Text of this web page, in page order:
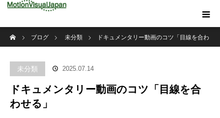
ブログ
未分類 ドキュメンタリー動画のコツ「目線を合わ
未分類 2025.07.14
ドキュメンタリー動画のコツ「目線を合
わせる」